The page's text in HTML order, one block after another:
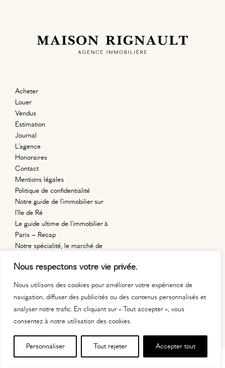
Nous respectons votre vie privée.
Nous utilisons des cookies pour améliorer votre expérience de
navigation, diffuser des publicités ou des contenus personnalisés et
analyser notre trafic. En cliquant sur « Tout accepter », vous
consentez à notre utilisation des cookies.
Personnaliser Tout rejeter Accepter tout
Acheter
Louer
Vendus
Estimation
Journal
L’agence
Honoraires
Contact
Mentions légales
Politique de confidentialité
Notre guide de l’immobilier sur
l’île de Ré
Le guide ultime de l’immobilier à
Paris – Recap
Notre spécialité, le marché de
11, place
75020 paris
contact@maisonrignault.com
06 63 63 22 99
MAISON RIGNAULT © 2026 — DESIGN & DÉVELOPPEMENT PARRÉMY SELLIER